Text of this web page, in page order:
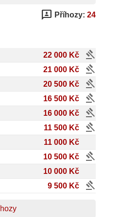
3p Příhozy: 24
22 000 Kč gavel
21 000 Kč gavel
20 500 Kč gavel
16 500 Kč gavel
16 000 Kč gavel
11 500 Kč gavel
11 000 Kč
10 500 Kč gavel
10 000 Kč
9 500 Kč
gavel